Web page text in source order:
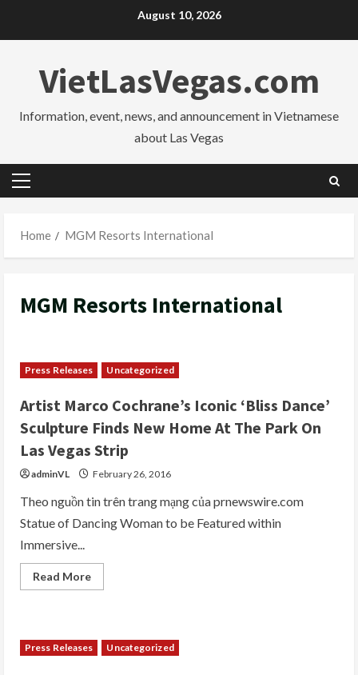
August 10, 2026
VietLasVegas.com
Information, event, news, and announcement in Vietnamese
about Las Vegas
Primary
Home
MGM Resorts International
MGM Resorts International
Press Releases Uncategorized
Artist Marco Cochrane’s Iconic ‘Bliss Dance’
Sculpture Finds New Home At The Park On
Las Vegas Strip
adminVL February 26, 2016
Theo nguồn tin trên trang mạng của prnewswire.com
Statue of Dancing Woman to be Featured within
Immersive...
Read MoreRead
more
Iconic
‘Bliss
Press Releases Uncategorized